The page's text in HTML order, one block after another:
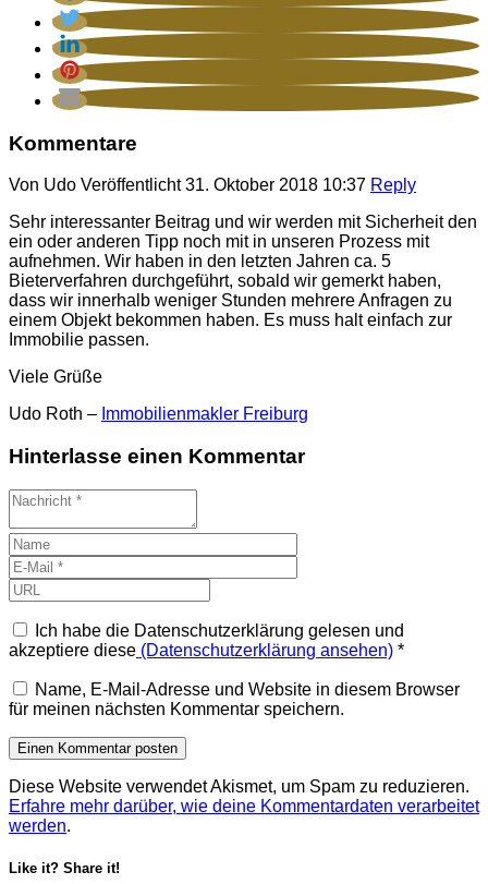
Kommentare
Von Udo Veröffentlicht31. Oktober 2018 10:37 Reply
Sehr interessanter Beitrag und wir werden mit Sicherheit den
ein oder anderen Tipp noch mit in unseren Prozess mit
aufnehmen. Wir haben in den letzten Jahren ca. 5
Bieterverfahren durchgeführt, sobald wir gemerkt haben,
dass wir innerhalb weniger Stunden mehrere Anfragen zu
einem Objekt bekommen haben. Es muss halt einfach zur
Immobilie passen.
Viele Grüße
Udo Roth – Immobilienmakler Freiburg
Hinterlasse einen Kommentar
Ich habe die Datenschutzerklärung gelesen und
akzeptiere diese (Datenschutzerklärung ansehen) *
Name, E-Mail-Adresse und Website in diesem Browser
für meinen nächsten Kommentar speichern.
Diese Website verwendet Akismet, um Spam zu reduzieren.
Erfahre mehr darüber, wie deine Kommentardaten verarbeitet
werden.
Like it? Share it!